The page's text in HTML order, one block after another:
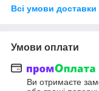
Всі умови доставки
Умови оплати
Ви отримаєте